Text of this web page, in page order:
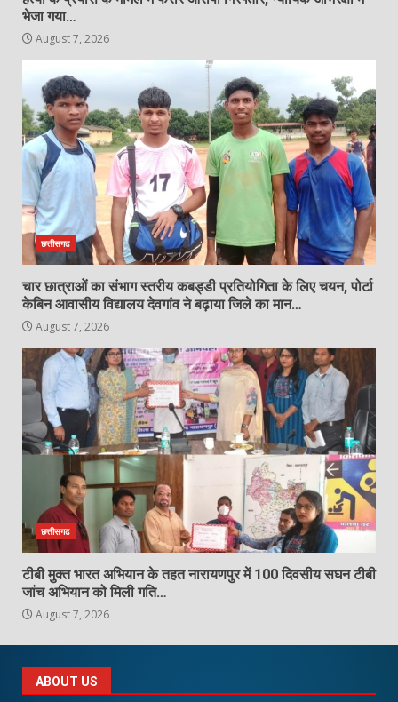
6
चलते हत्या, आरोपी गिरफ्तार…
7
छत्तीसगढ़ की दो खिलाड़ी भारतीय महिला
जूनियर हॉकी टीम में, चीन में होने वाले एशिया
कप में दिखाएंगी दम…
August 7, 2026
भेजा गया…
August 7, 2026
छत्तीसगढ
चार छात्राओं का संभाग स्तरीय कबड्डी प्रतियोगिता के लिए चयन, पोर्टा
केबिन आवासीय विद्यालय देवगांव ने बढ़ाया जिले का मान…
August 7, 2026
छत्तीसगढ
टीबी मुक्त भारत अभियान के तहत नारायणपुर में 100 दिवसीय सघन टीबी
जांच अभियान को मिली गति…
August 7, 2026
ABOUT US